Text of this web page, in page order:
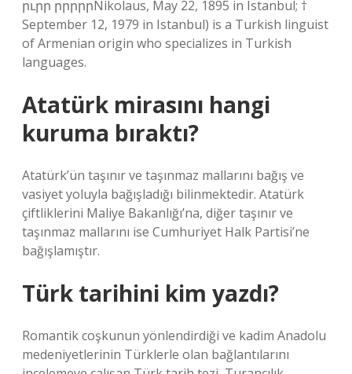
րւրր րրրրրNikolaus, May 22, 1895 in Istanbul; †
September 12, 1979 in Istanbul) is a Turkish linguist
of Armenian origin who specializes in Turkish
languages.
Atatürk mirasını hangi
kuruma bıraktı?
Atatürk’ün taşınır ve taşınmaz mallarını bağış ve
vasiyet yoluyla bağışladığı bilinmektedir. Atatürk
çiftliklerini Maliye Bakanlığı’na, diğer taşınır ve
taşınmaz mallarını ise Cumhuriyet Halk Partisi’ne
bağışlamıştır.
Türk tarihini kim yazdı?
Romantik coşkunun yönlendirdiği ve kadim Anadolu
medeniyetlerinin Türklerle olan bağlantılarını